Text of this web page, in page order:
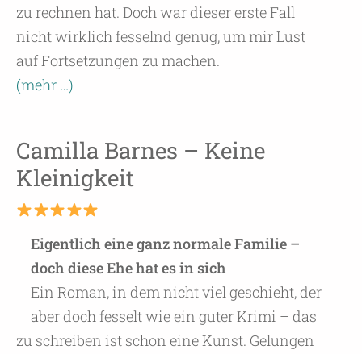
zu rechnen hat. Doch war dieser erste Fall
nicht wirklich fesselnd genug, um mir Lust
auf Fortsetzungen zu machen.
(mehr …)
Camilla Barnes – Keine
Kleinigkeit
Eigentlich eine ganz normale Familie –
doch diese Ehe hat es in sich
Ein Roman, in dem nicht viel geschieht, der
aber doch fesselt wie ein guter Krimi – das
zu schreiben ist schon eine Kunst. Gelungen